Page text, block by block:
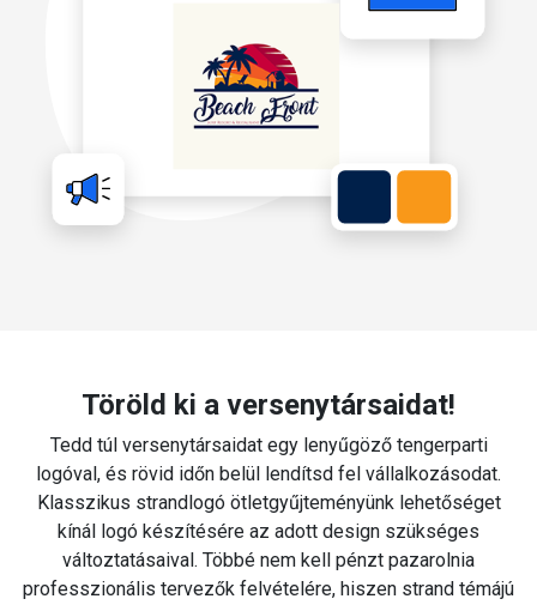
Töröld ki a versenytársaidat!
Tedd túl versenytársaidat egy lenyűgöző tengerparti
logóval, és rövid időn belül lendítsd fel vállalkozásodat.
Klasszikus strandlogó ötletgyűjteményünk lehetőséget
kínál logó készítésére az adott design szükséges
változtatásaival. Többé nem kell pénzt pazarolnia
professzionális tervezők felvételére, hiszen strand témájú